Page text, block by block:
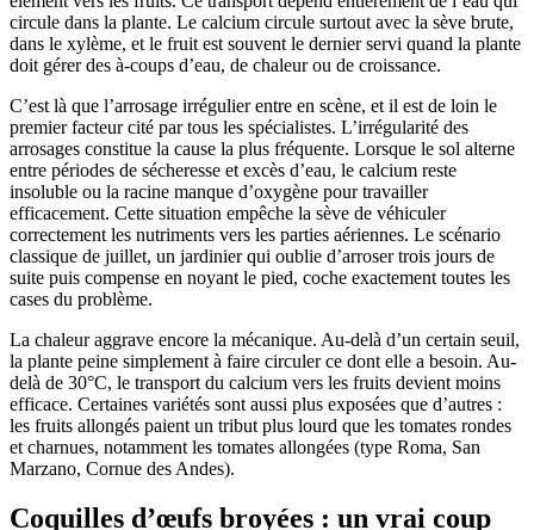
circule dans la plante. Le calcium circule surtout avec la sève brute,
dans le xylème, et le fruit est souvent le dernier servi quand la plante
doit gérer des à-coups d’eau, de chaleur ou de croissance.
C’est là que l’arrosage irrégulier entre en scène, et il est de loin le
premier facteur cité par tous les spécialistes. L’irrégularité des
arrosages constitue la cause la plus fréquente. Lorsque le sol alterne
entre périodes de sécheresse et excès d’eau, le calcium reste
insoluble ou la racine manque d’oxygène pour travailler
efficacement. Cette situation empêche la sève de véhiculer
correctement les nutriments vers les parties aériennes. Le scénario
classique de juillet, un jardinier qui oublie d’arroser trois jours de
suite puis compense en noyant le pied, coche exactement toutes les
cases du problème.
La chaleur aggrave encore la mécanique. Au-delà d’un certain seuil,
la plante peine simplement à faire circuler ce dont elle a besoin. Au-
delà de 30°C, le transport du calcium vers les fruits devient moins
efficace. Certaines variétés sont aussi plus exposées que d’autres :
les fruits allongés paient un tribut plus lourd que les tomates rondes
et charnues, notamment les tomates allongées (type Roma, San
Marzano, Cornue des Andes).
Coquilles d’œufs broyées : un vrai coup